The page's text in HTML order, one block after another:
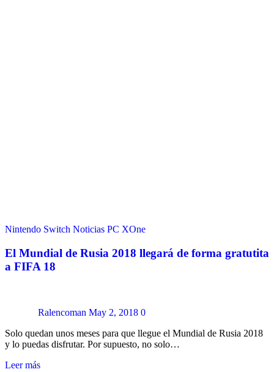
Nintendo Switch Noticias PC XOne
El Mundial de Rusia 2018 llegará de forma gratutita
a FIFA 18
Ralencoman May 2, 2018 0
Solo quedan unos meses para que llegue el Mundial de Rusia 2018
y lo puedas disfrutar. Por supuesto, no solo…
Leer más